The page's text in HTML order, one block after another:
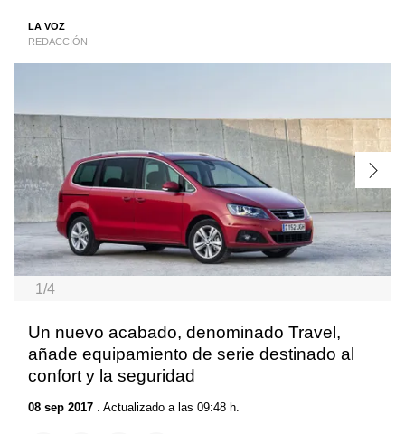
LA VOZ
REDACCIÓN
1/4
Un nuevo acabado, denominado Travel,
añade equipamiento de serie destinado al
confort y la seguridad
08 sep 2017 . Actualizado a las 09:48 h.